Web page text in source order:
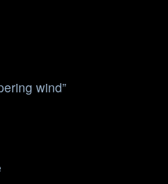
wind”